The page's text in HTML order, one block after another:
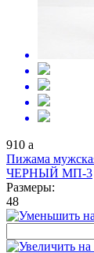
910 a
Пижама
ЧЕРНЫЙ МП-3
Размеры:
48